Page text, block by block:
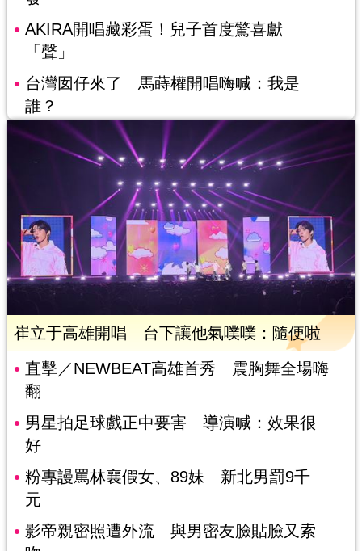
AKIRA開唱藏彩蛋！兒子首度驚喜獻
「聲」
台灣囡仔來了 馬蒔權開唱嗨喊：我是
誰？
崔立于高雄開唱 台下讓他氣噗噗：隨便啦
直擊／NEWBEAT高雄首秀 震胸舞全場嗨
翻
男星拍足球戲正中要害 導演喊：效果很
好
粉專謾罵林襄假女、89妹 新北男罰9千
元
影帝親密照遭外流 與男密友臉貼臉又索